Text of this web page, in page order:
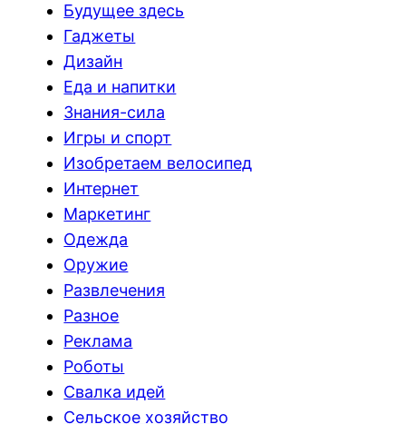
Будущее здесь
Гаджеты
Дизайн
Еда и напитки
Знания-сила
Игры и спорт
Изобретаем велосипед
Интернет
Маркетинг
Одежда
Оружие
Развлечения
Разное
Реклама
Роботы
Свалка идей
Сельское хозяйство